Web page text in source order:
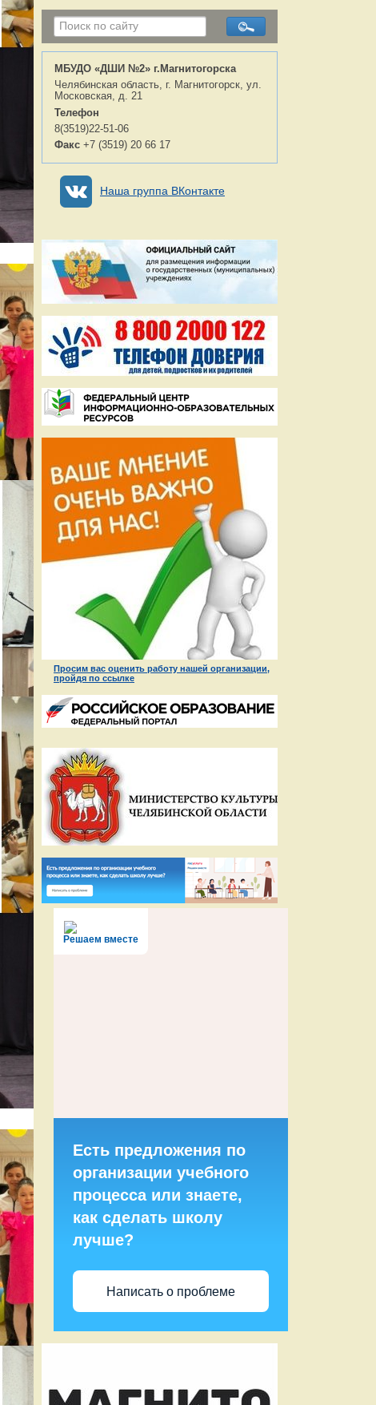
МБУДО «ДШИ №2» г.Магнитогорска
Челябинская область, г. Магнитогорск, ул.
Московская, д. 21
Телефон
8(3519)22-51-06
Факс +7 (3519) 20 66 17
Наша группа ВКонтакте
Просим вас оценить работу нашей организации,
пройдя по ссылке
Решаем вместе
Есть предложения по
организации учебного
процесса или знаете,
как сделать школу
лучше?
Написать о проблеме